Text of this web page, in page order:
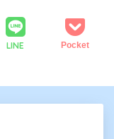
LINE Pocket